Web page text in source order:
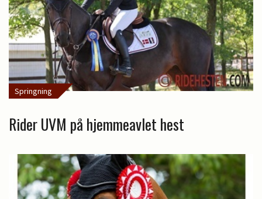
Springning
Rider UVM på hjemmeavlet hest